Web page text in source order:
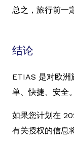
总之，旅行前一
结论
ETIAS 是对欧洲
单、快捷、安全。
如果您计划在
有关授权的信息